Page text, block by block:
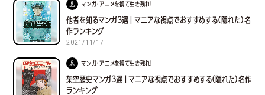
マンガ・アニメを観て生き残れ！
他者を知るマンガ３選｜マニアな視点でおすすめする(隠れた)名
作ランキング
2021/11/17
マンガ・アニメを観て生き残れ！
架空歴史マンガ３選｜マニアな視点でおすすめする(隠れた)名作
ランキング